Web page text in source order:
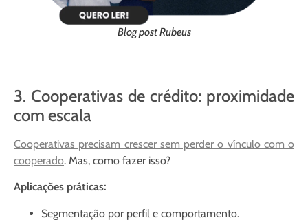
Blog post Rubeus
3. Cooperativas de crédito: proximidade
com escala
Cooperativas precisam crescer sem perder o vínculo com o
cooperado. Mas, como fazer isso?
Aplicações práticas:
Segmentação por perfil e comportamento.